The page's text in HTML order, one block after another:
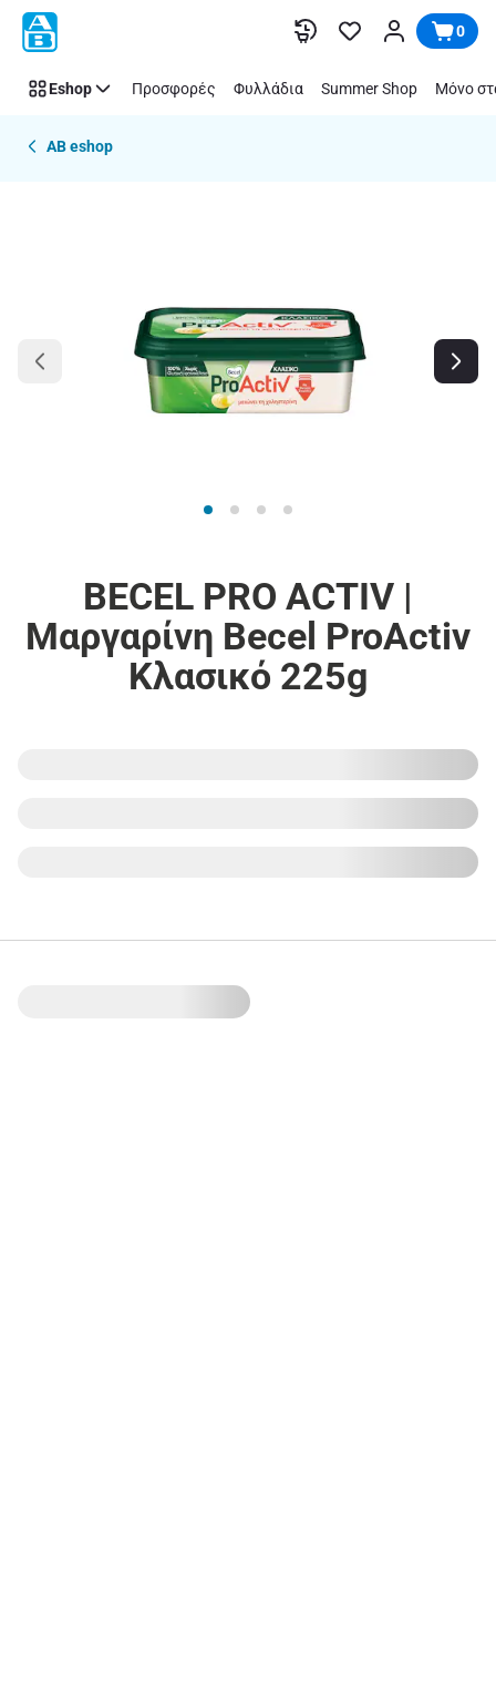
Παράλειψη 0
Eshop Προσφορές Φυλλάδια Summer Shop Μόνο
AB eshop
BECEL PRO ACTIV |
Μαργαρίνη Becel ProActiv
Κλασικό 225g